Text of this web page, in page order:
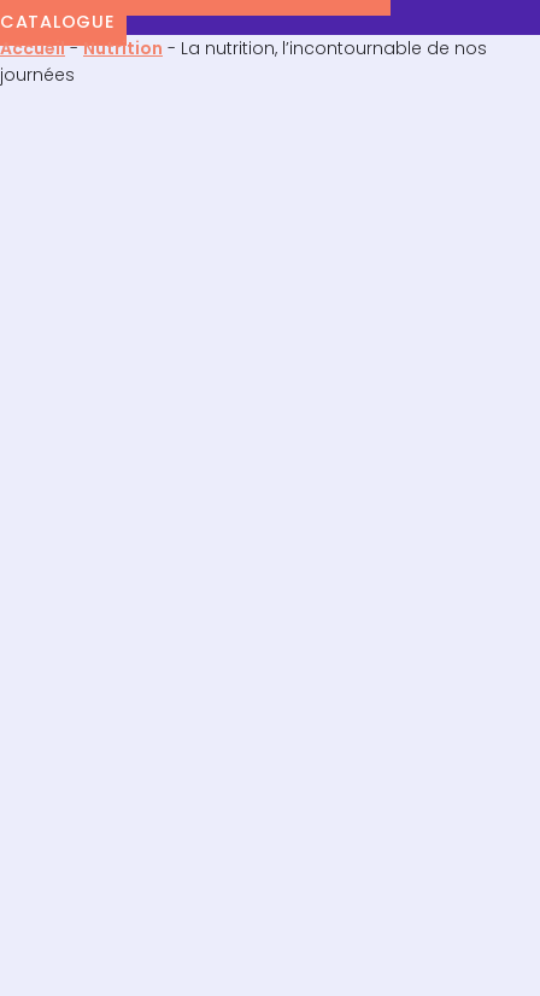
CATALOGUE
Accueil-Nutrition - La nutrition, l’incontournable de nos
journées